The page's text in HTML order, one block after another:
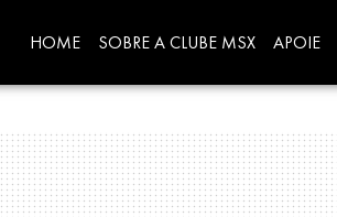
HOME SOBRE A CLUBE MSX APOIE